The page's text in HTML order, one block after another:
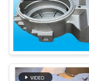
SOBRE
NOSOTROS
VIAJE
DE